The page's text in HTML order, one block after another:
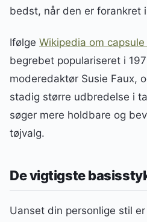
bedst, når den er forankret
Ifølge Wikipedia om
begrebet populariseret i
moderedaktør Susie Faux,
stadig større udbredelse i
søger mere holdbare og
tøjvalg.
De vigtigste
Uanset din personlige stil